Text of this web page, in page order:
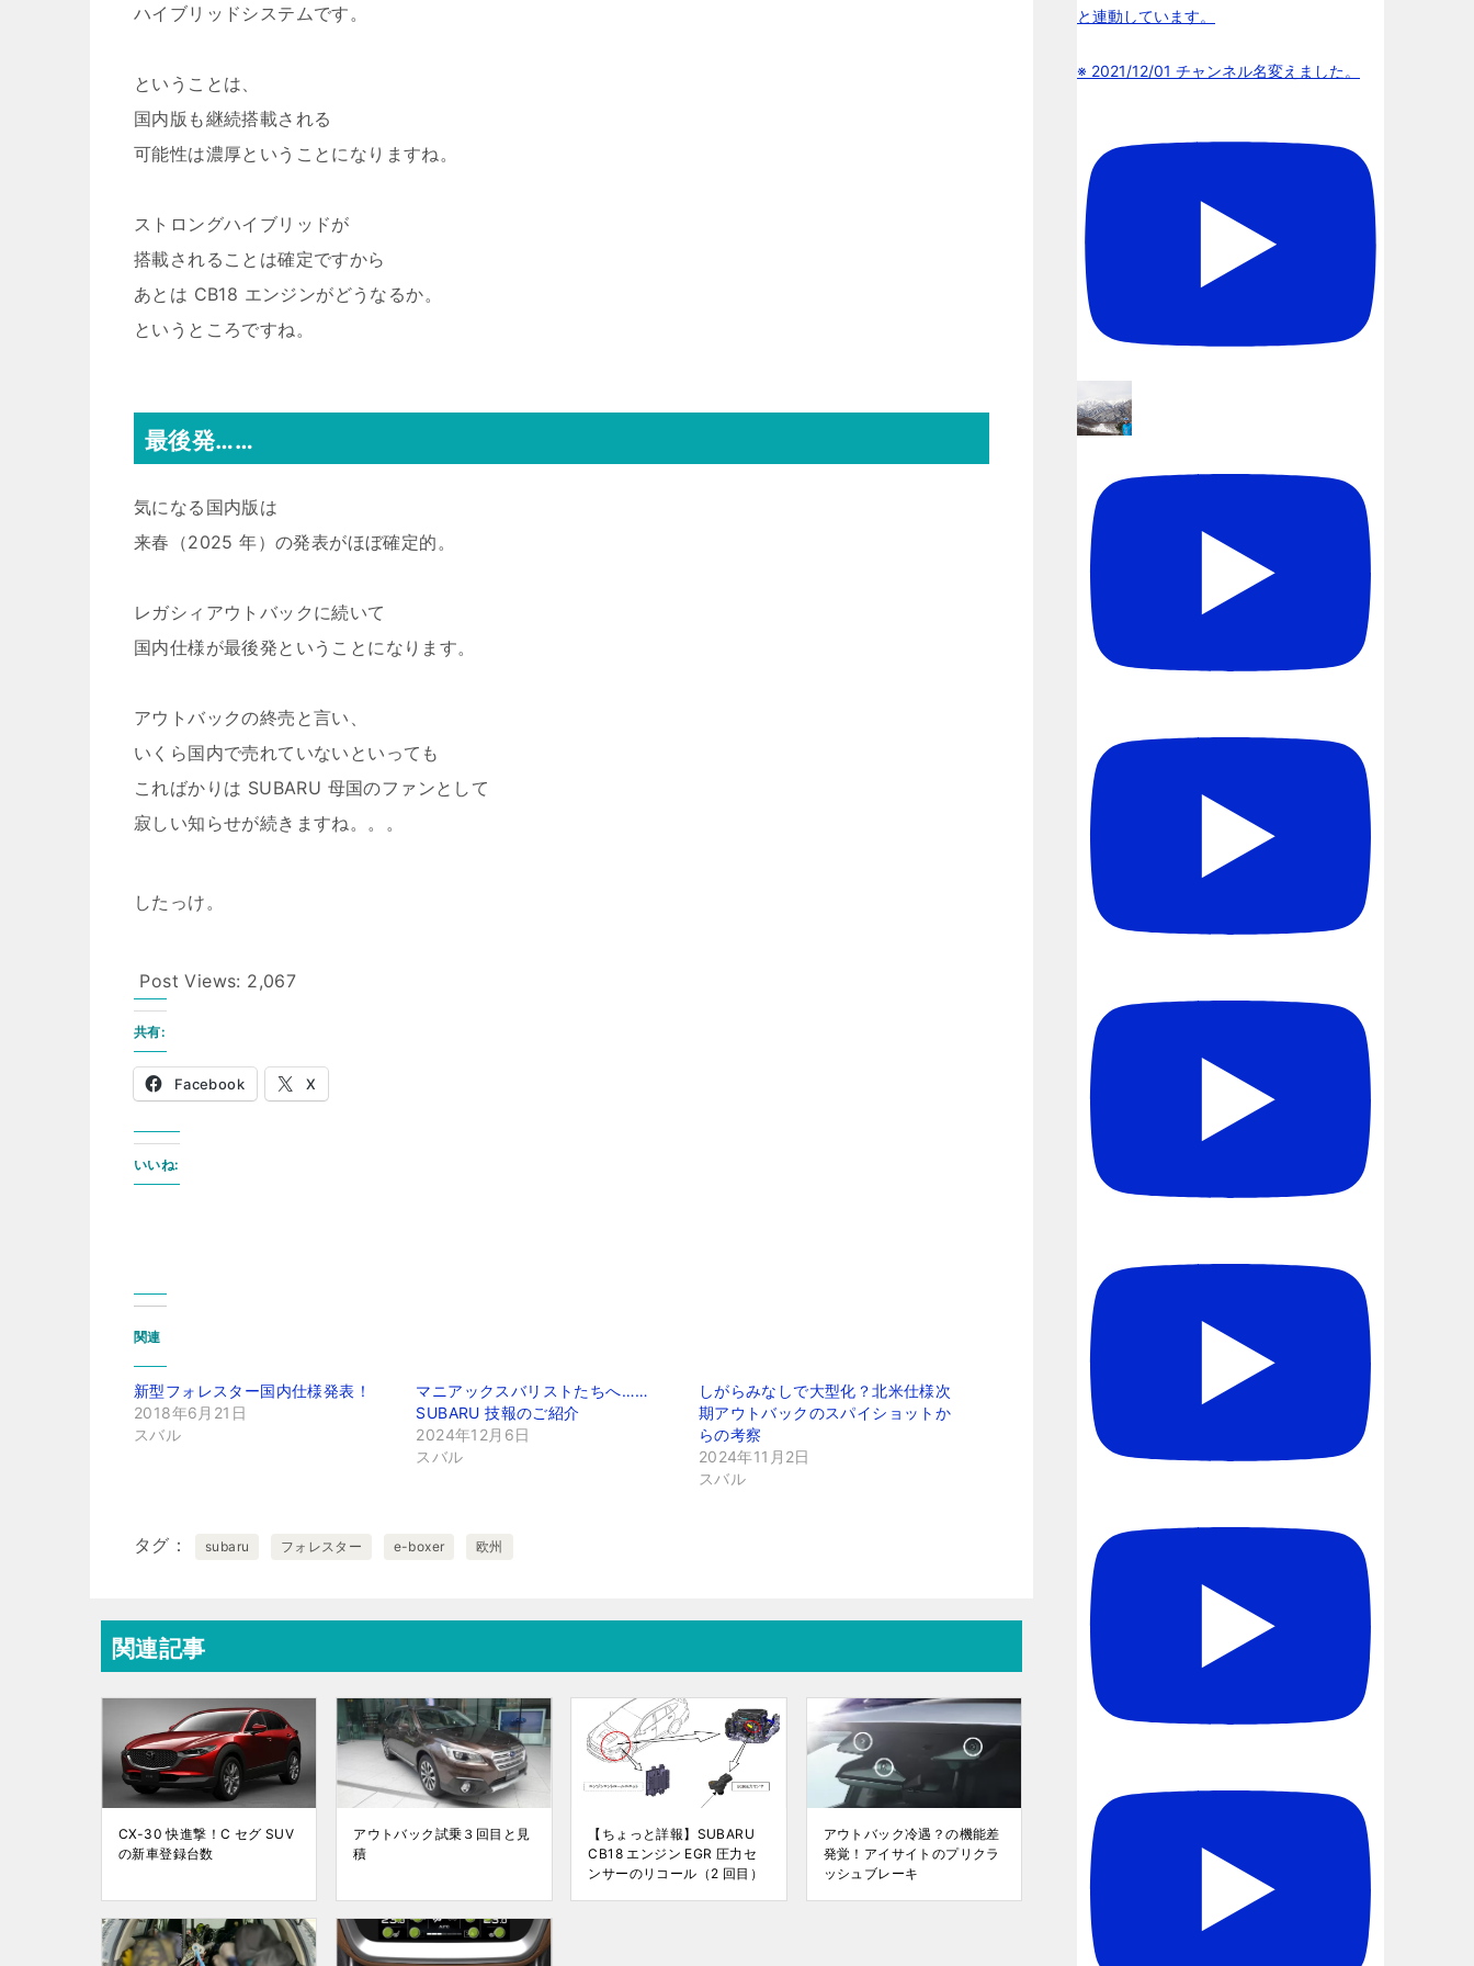
ハイブリッドシステムです。
ということは、
国内版も継続搭載される
可能性は濃厚ということになりますね。
ストロングハイブリッドが
搭載されることは確定ですから
あとは CB18 エンジンがどうなるか。
というところですね。
最後発……
気になる国内版は
来春（2025 年）の発表がほぼ確定的。
レガシィアウトバックに続いて
国内仕様が最後発ということになります。
アウトバックの終売と言い、
いくら国内で売れていないといっても
こればかりは SUBARU 母国のファンとして
寂しい知らせが続きますね。。。
したっけ。
Post Views: 2,067
共有:
Facebook X
いいね:
関連
新型フォレスター国内仕様発表！
2018年6月21日
スバル
マニアックスバリストたちへ……
SUBARU 技報のご紹介
2024年12月6日
スバル
しがらみなしで大型化？北米仕様次
期アウトバックのスパイショットか
らの考察
2024年11月2日
スバル
タグ subaru フォレスター e-boxer 欧州
関連記事
CX-30 快進撃！C セグ SUV
の新車登録台数
アウトバック試乗３回目と見
積
【ちょっと詳報】SUBARU
CB18 エンジン EGR 圧力セ
ンサーのリコール（2 回目）
アウトバック冷遇？の機能差
発覚！アイサイトのプリクラ
ッシュブレーキ
と連動しています。
※ 2021/12/01 チャンネル名変えました。